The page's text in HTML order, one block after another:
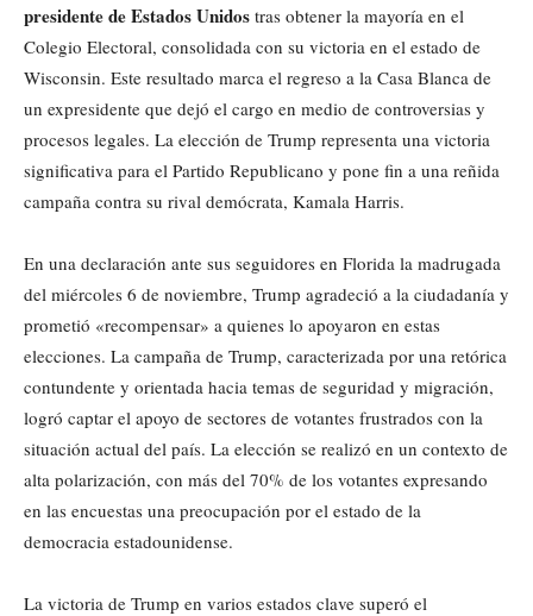
presidente de Estados Unidos tras obtener la mayoría en el
Colegio Electoral, consolidada con su victoria en el estado de
Wisconsin. Este resultado marca el regreso a la Casa Blanca de
un expresidente que dejó el cargo en medio de controversias y
procesos legales. La elección de Trump representa una victoria
significativa para el Partido Republicano y pone fin a una reñida
campaña contra su rival demócrata, Kamala Harris.
En una declaración ante sus seguidores en Florida la madrugada
del miércoles 6 de noviembre, Trump agradeció a la ciudadanía y
prometió «recompensar» a quienes lo apoyaron en estas
elecciones. La campaña de Trump, caracterizada por una retórica
contundente y orientada hacia temas de seguridad y migración,
logró captar el apoyo de sectores de votantes frustrados con la
situación actual del país. La elección se realizó en un contexto de
alta polarización, con más del 70% de los votantes expresando
en las encuestas una preocupación por el estado de la
democracia estadounidense.
La victoria de Trump en varios estados clave superó el